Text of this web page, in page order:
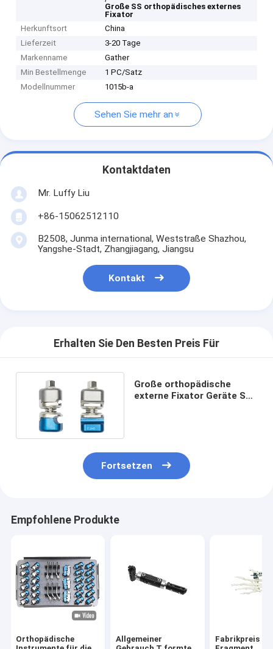
Große SS orthopädisches externes
Fixator
Herkunftsort
China
Lieferzeit
3-20 Tage
Markenname
Gather
Min Bestellmenge
1 PC/Satz
Modellnummer
1015b-a
Sehen Sie mehr an
Kontaktdaten
Mr. Luffy Liu
+86-15062512110
B2508, Junma international, Weststraße Shazhou,
Yangshe-Stadt, Zhangjiagang, Jiangsu
Kontakt
Erhalten Sie Den Besten Preis Für
Große orthopädische
externe Fixator Geräte SS
Fortsetzen
Empfohlene Produkte
Orthopädische
Allgemeiner
Fabrikpreis